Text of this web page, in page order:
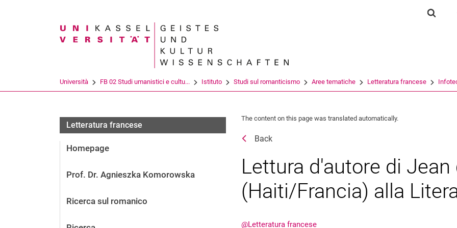
Jump directly to: content
Jump directly to: search
Jump directly to: main
Search term
Università FB 02 Studi umanistici e cultu... Istituto Studi sul romanticismo Aree tematiche Letteratura francese
Letteratura francese
Homepage
Prof. Dr. Agnieszka Komorowska
Ricerca sul romanico
The content on this page was translated automatically.
Back
Lettura d'autore di
(Haiti/Francia) alla
@Letteratura francese